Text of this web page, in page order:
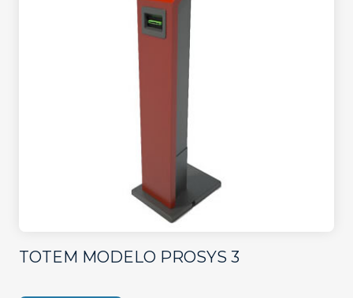
TOTEM MODELO PROSYS 3